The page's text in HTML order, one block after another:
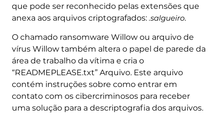
que pode ser reconhecido pelas extensões que
anexa aos arquivos criptografados: .salgueiro.
O chamado ransomware Willow ou arquivo de
vírus Willow também altera o papel de parede da
área de trabalho da vítima e cria o
“READMEPLEASE.txt” Arquivo. Este arquivo
contém instruções sobre como entrar em
contato com os cibercriminosos para receber
uma solução para a descriptografia dos arquivos.